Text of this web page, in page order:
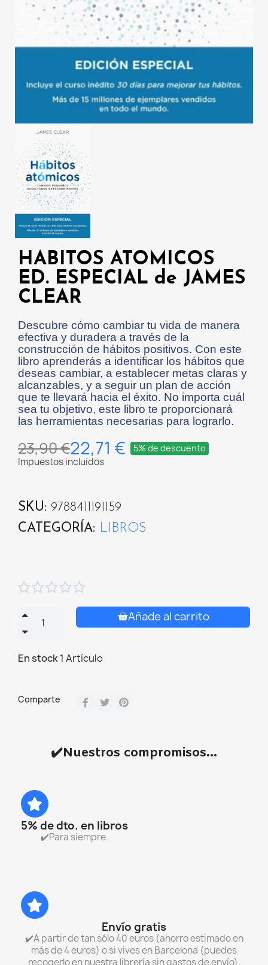
HABITOS ATOMICOS
ED. ESPECIAL de JAMES
CLEAR
Descubre cómo cambiar tu vida de manera
efectiva y duradera a través de la
construcción de hábitos positivos. Con este
libro aprenderás a identificar los hábitos que
deseas cambiar, a establecer metas claras y
alcanzables, y a seguir un plan de acción
que te llevará hacia el éxito. No importa cuál
sea tu objetivo, este libro te proporcionará
las herramientas necesarias para lograrlo.
23,90 €22,71 € 5% de descuento
Impuestos incluidos
SKU
9788411191159
CATEGORÍA
LIBROS

Añade al carrito
En stock1 Artículo
Comparte
✔️Nuestros compromisos...
5% de dto. en libros
✔️Para siempre.
Envío gratis
✔️A partir de tan sólo 40 euros (ahorro estimado en
más de 4 euros) o si vives en Barcelona (puedes
recogerlo en nuestra librería sin gastos de envío).